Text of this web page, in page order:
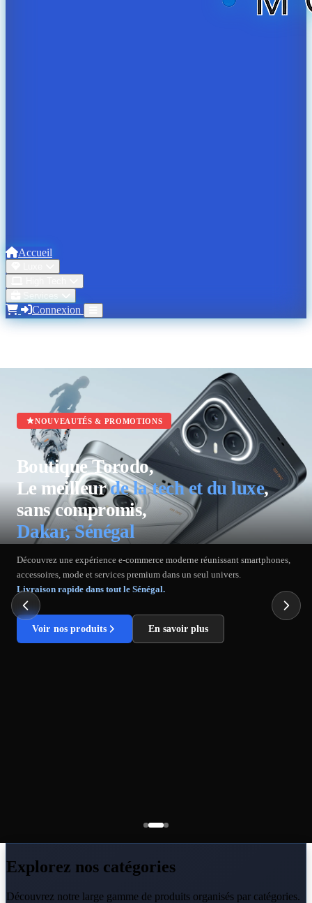
Accueil
Services
Connexion
NOUVEAUTÉS & PROMOTIONS
Boutique Torodo,
Le meilleurde la tech et du luxe,
sans compromis,
Dakar, Sénégal
Découvrez une expérience e-commerce moderne réunissant smartphones,
accessoires, mode et services premium dans un seul univers.
Livraison rapide dans tout le Sénégal.
Voir nos produits En savoir plus
Explorez nos catégories
Découvrez notre large gamme de produits organisés par catégories.